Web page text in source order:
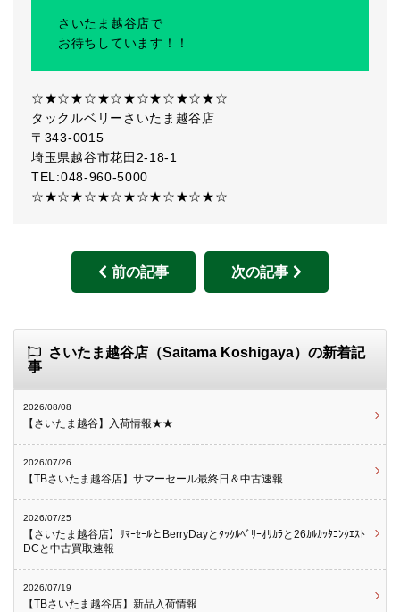
さいたま越谷店で
お待ちしています！！
☆★☆★☆★☆★☆★☆★☆★☆
タックルベリーさいたま越谷店
〒343-0015
埼玉県越谷市花田2-18-1
TEL:048-960-5000
☆★☆★☆★☆★☆★☆★☆★☆
前の記事 次の記事
さいたま越谷店（Saitama Koshigaya）の新着記
事
2026/08/08
【さいたま越谷】入荷情報★★
2026/07/26
【TBさいたま越谷店】サマーセール最終日＆中古速報
2026/07/25
【さいたま越谷店】ｻﾏｰｾｰﾙとBerryDayとﾀｯｸﾙﾍﾞﾘｰｵﾘｶﾗと26ｶﾙｶｯﾀｺﾝｸｴｽﾄ
DCと中古買取速報
2026/07/19
【TBさいたま越谷店】新品入荷情報